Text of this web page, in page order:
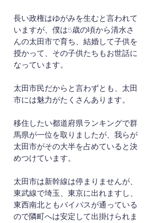
長い政権はゆがみを生むと言われて
いますが、僕は5歳の頃から清水さ
んの太田市で育ち、結婚して子供を
授かって、その子供たちもお世話に
なっています。
太田市民だからと言わずとも、太田
市には魅力がたくさんあります。
移住したい都道府県ランキングで群
馬県が一位を取りましたが、我らが
太田市がその大半を占めていると決
めつけています。
太田市は新幹線は停まりませんが、
東武線で埼玉、東京に出れますし、
東西南北ともバイパスが通っている
ので隣町へは安定して出掛けられま